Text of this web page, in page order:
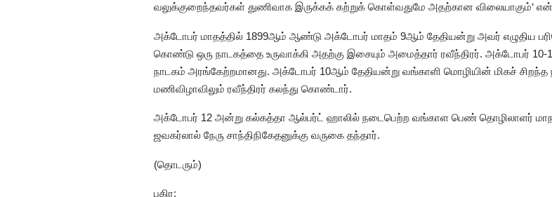
வலுக்குறைந்தவர்கள் துணிவாக இருக்கக் கற்றுக் கொள்வதுமே அதற்கான விலையாகும்‘ என்று
அக்டோபர் மாதத்தில் 1899ஆம் ஆண்டு அக்டோபர் மாதம் 9ஆம் தேதியன்று அவர் எழுதிய
கொண்டு ஒரு நாடகத்தை உருவாக்கி அதற்கு இசையும் அமைத்தார் ரவீந்திரர். அக்டோபர் 10-
நாடகம் அரங்கேற்றமானது. அக்டோபர் 10ஆம் தேதியன்று வங்காளி மொழியின் மிகச் சிறந்த
மணிவிழாவிலும் ரவீந்திரர் கலந்து கொண்டார்.
அக்டோபர் 12 அன்று கல்கத்தா ஆல்பர்ட் ஹாலில் நடைபெற்ற வங்காள பெண் தொழிலாளர்
ஜவகர்லால் நேரு சாந்திநிகேதனுக்கு வருகை தந்தார்.
(தொடரும்)
பகிர: